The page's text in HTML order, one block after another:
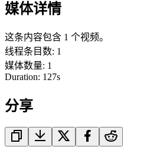
媒体详情
这条内容包含 1 个视频。
线程条目数: 1
媒体数量: 1
Duration: 127s
分享